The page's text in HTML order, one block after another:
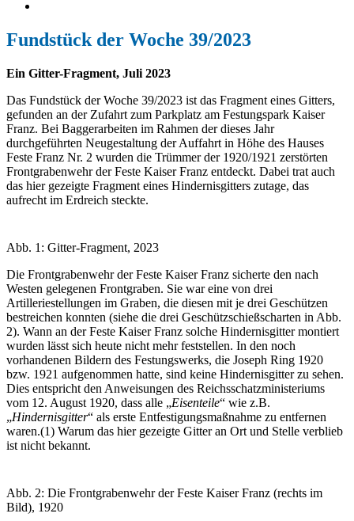
Fundstück der Woche 39/2023
Ein Gitter-Fragment, Juli 2023
Das Fundstück der Woche 39/2023 ist das Fragment eines Gitters,
gefunden an der Zufahrt zum Parkplatz am Festungspark Kaiser
Franz. Bei Baggerarbeiten im Rahmen der dieses Jahr
durchgeführten Neugestaltung der Auffahrt in Höhe des Hauses
Feste Franz Nr. 2 wurden die Trümmer der 1920/1921 zerstörten
Frontgrabenwehr der Feste Kaiser Franz entdeckt. Dabei trat auch
das hier gezeigte Fragment eines Hindernisgitters zutage, das
aufrecht im Erdreich steckte.
Abb. 1: Gitter-Fragment, 2023
Die Frontgrabenwehr der Feste Kaiser Franz sicherte den nach
Westen gelegenen Frontgraben. Sie war eine von drei
Artilleriestellungen im Graben, die diesen mit je drei Geschützen
bestreichen konnten (siehe die drei Geschützschießscharten in Abb.
2). Wann an der Feste Kaiser Franz solche Hindernisgitter montiert
wurden lässt sich heute nicht mehr feststellen. In den noch
vorhandenen Bildern des Festungswerks, die Joseph Ring 1920
bzw. 1921 aufgenommen hatte, sind keine Hindernisgitter zu sehen.
Dies entspricht den Anweisungen des Reichsschatzministeriums
vom 12. August 1920, dass alle „Eisenteile“ wie z.B.
„Hindernisgitter“ als erste Entfestigungsmaßnahme zu entfernen
waren.(1) Warum das hier gezeigte Gitter an Ort und Stelle verblieb
ist nicht bekannt.
Abb. 2: Die Frontgrabenwehr der Feste Kaiser Franz (rechts im
Bild), 1920